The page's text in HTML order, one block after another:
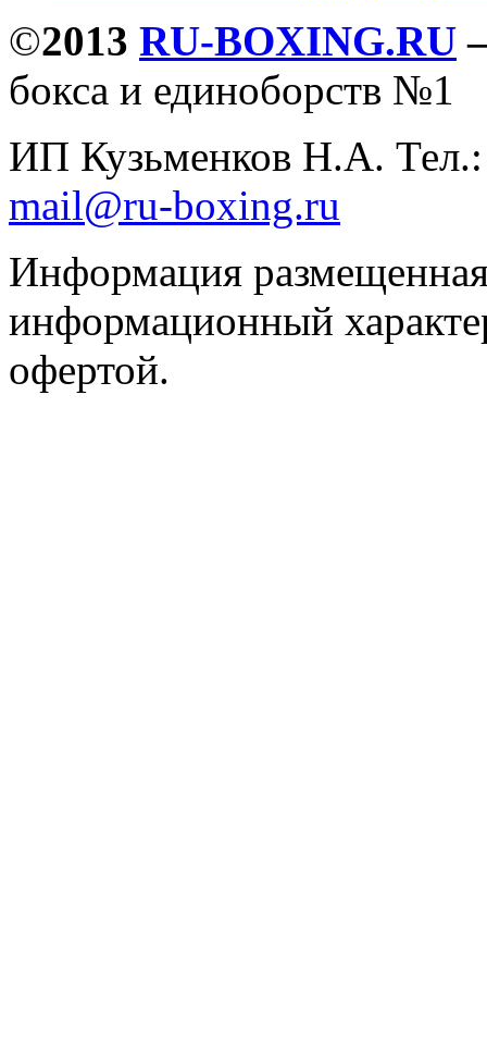
©2013 RU-BOXING.RU
бокса и единоборств №1
ИП Кузьменков Н.А.
mail@ru-boxing.ru
Информация
информационный
офертой.